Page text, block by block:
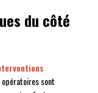
du côté
opératoires sont